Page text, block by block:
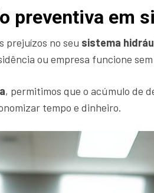
preventiva em
prejuízos no seu sistema
ou empresa funcione
, permitimos que o acúmulo de
tempo e dinheiro.